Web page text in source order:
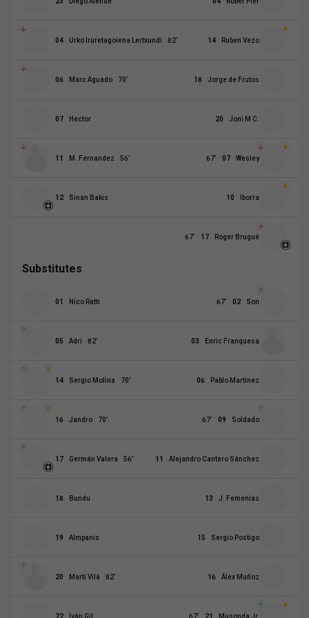
04 Urko Iruretagoiena Lertxundi 82’ 14 Ruben Vezo
06 Marc Aguado 70’ 18 Jorge de Frutos
07 Hector 20 Joni M C.
11 M. Fernandez 56’ 07 Wesley
67’
12 Sinan Bakis 10 Iborra
17 Roger Brugué
67’
Substitutes
01 Nico Ratti 02 Son
67’
05 Adri 82’ 03 Enric Franquesa
14 Sergio Molina 70’ 06 Pablo Martínez
16 Jandro 70’ 09 Soldado
67’
17 Germán Valera 56’ 11 Alejandro Cantero Sánchez
18 Bundu 13 J. Femenías
19 Almpanis 15 Sergio Postigo
20 Martí Vilà 82’ 16 Álex Muñoz
22 Iván Gil 21 Musonda Jr.
67’